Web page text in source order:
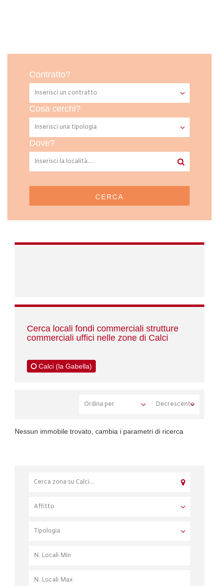
Contratto?
Cosa cerchi?
Dove?
CERCA
Cerca locali fondi commerciali strutture
commerciali uffici nelle zone di Calci
Calci (la Gabella)
Nessun immobile trovato, cambia i parametri di ricerca